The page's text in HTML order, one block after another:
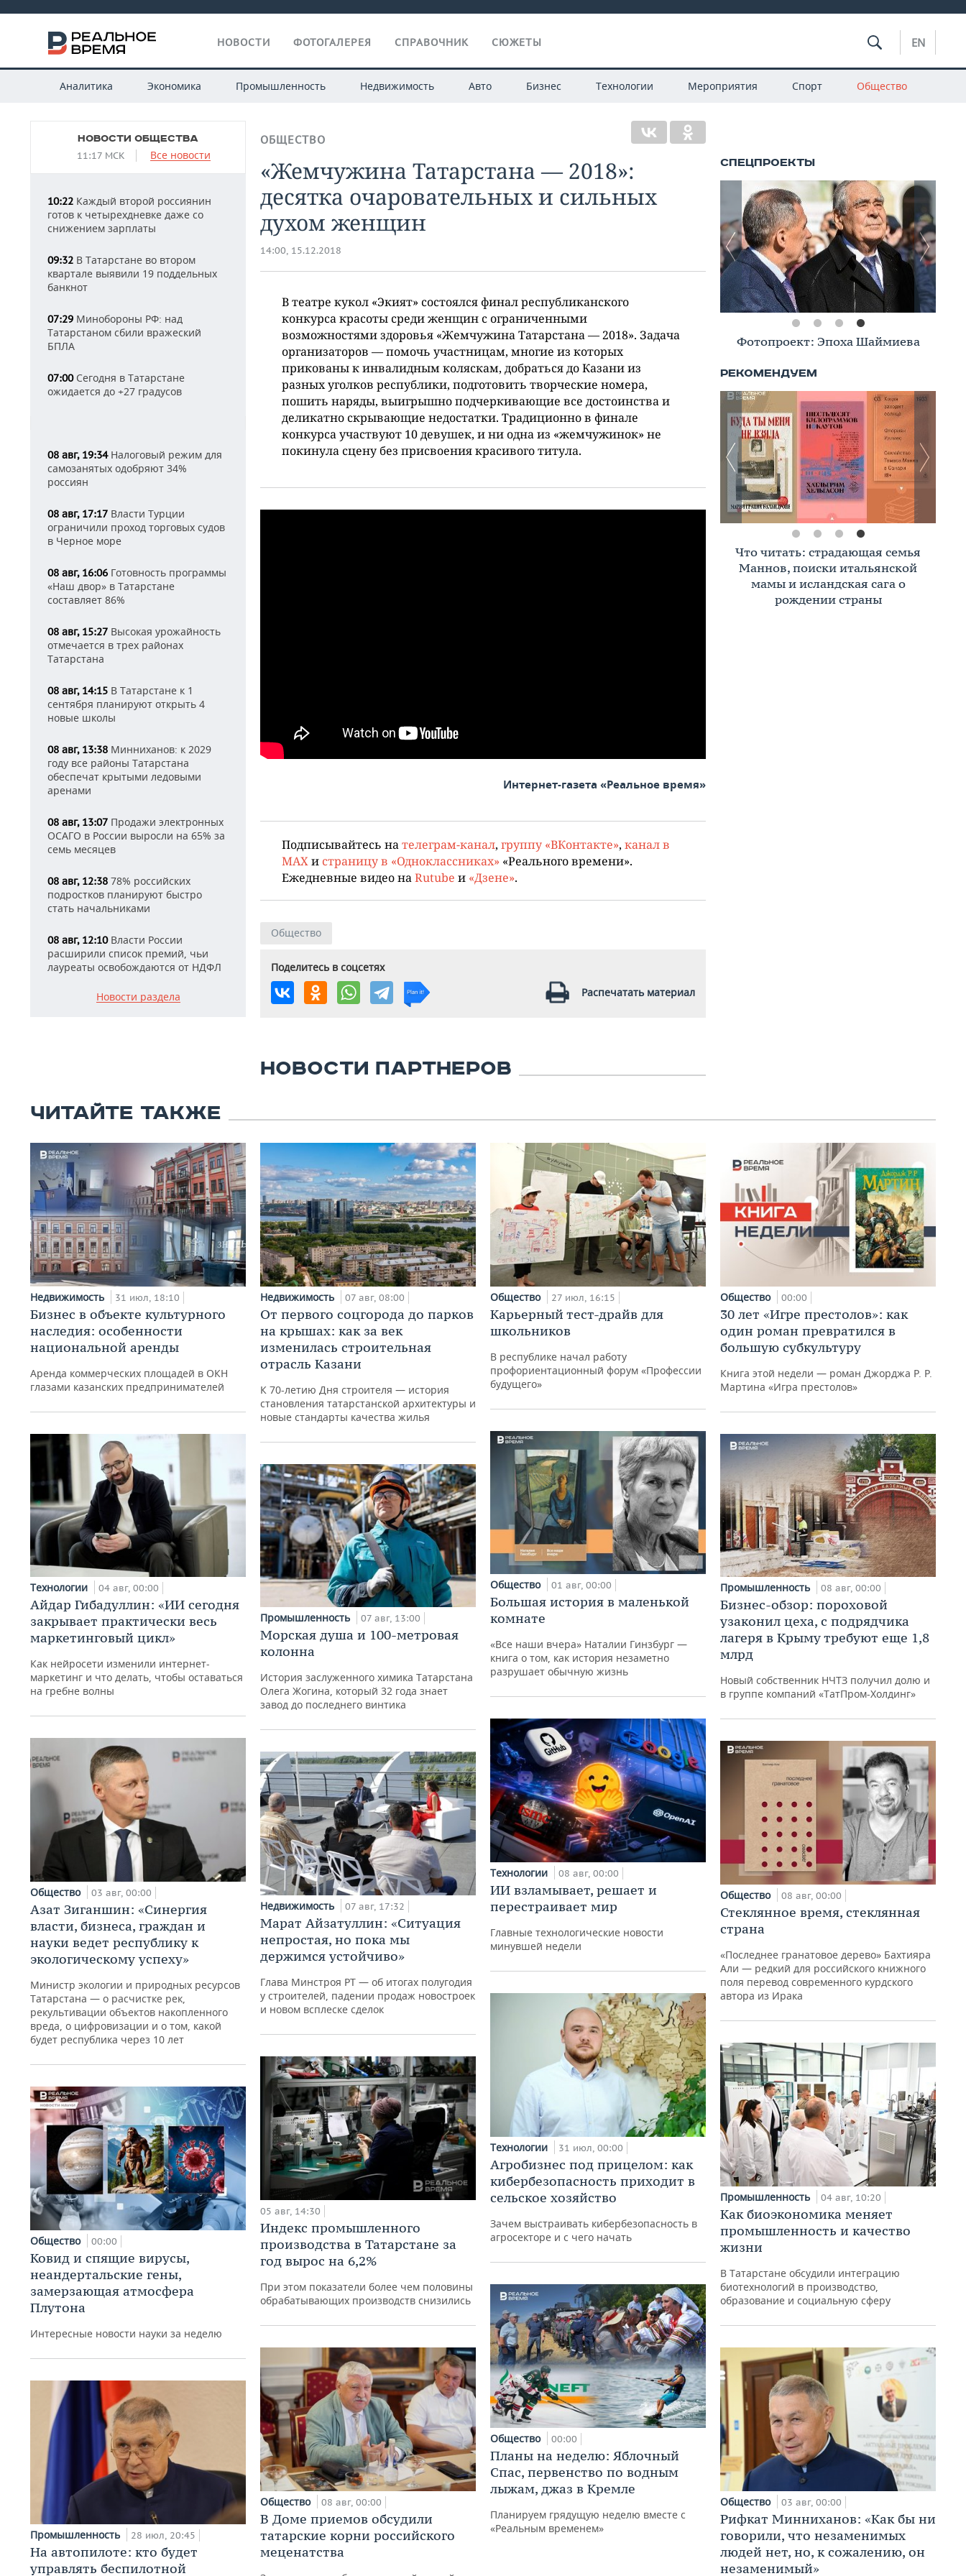
НОВОСТИ ФОТОГАЛЕРЕЯ СПРАВОЧНИК СЮЖЕТЫ EN
Аналитика Экономика Промышленность Недвижимость Авто Бизнес Технологии Мероприятия Спорт Общество
НОВОСТИ ОБЩЕСТВА
11:17 МСК Все новости
10:22 Каждый второй россиянин
готов к четырехдневке даже со
снижением зарплаты
09:32 В Татарстане во втором
квартале выявили 19 поддельных
банкнот
07:29 Минобороны РФ: над
Татарстаном сбили вражеский
БПЛА
07:00Сегодня в Татарстане
ожидается до +27 градусов
08 авг, 19:34Налоговый режим для
самозанятых одобряют 34%
россиян
08 авг, 17:17 Власти Турции
ограничили проход торговых судов
в Черное море
08 авг, 16:06 Готовность программы
«Наш двор» в Татарстане
составляет 86%
08 авг, 15:27 Высокая урожайность
отмечается в трех районах
Татарстана
08 авг, 14:15 В Татарстане к 1
сентября планируют открыть 4
новые школы
08 авг, 13:38 Минниханов: к 2029
году все районы Татарстана
обеспечат крытыми ледовыми
аренами
08 авг, 13:07 Продажи электронных
ОСАГО в России выросли на 65% за
семь месяцев
08 авг, 12:38 78% российских
подростков планируют быстро
стать начальниками
08 авг, 12:10Власти России
расширили список премий, чьи
лауреаты освобождаются от НДФЛ
Новости раздела
ОБЩЕСТВО
«Жемчужина Татарстана — 2018»:
десятка очаровательных и сильных
духом женщин
14:00, 15.12.2018
В театре кукол «Экият» состоялся финал республиканского
конкурса красоты среди женщин с ограниченными
возможностями здоровья «Жемчужина Татарстана — 2018». Задача
организаторов — помочь участницам, многие из которых
прикованы к инвалидным коляскам, добраться до Казани из
разных уголков республики, подготовить творческие номера,
пошить наряды, выигрышно подчеркивающие все достоинства и
деликатно скрывающие недостатки. Традиционно в финале
конкурса участвуют 10 девушек, и ни одна из «жемчужинок» не
покинула сцену без присвоения красивого титула.
Интернет-газета «Реальное время»
Подписывайтесь на телеграм-канал, группу «ВКонтакте», канал в
MAX и страницу в «Одноклассниках» «Реального времени».
Ежедневные видео на Rutube и «Дзене».
Общество
Поделитесь в соцсетях
Распечатать материал
НОВОСТИ ПАРТНЕРОВ
Фотопроект: Эпоха Шаймиева
Что читать: страдающая семья
Маннов, поиски итальянской
мамы и исландская сага о
рождении страны
ЧИТАЙТЕ ТАКЖЕ
Недвижимость 31 июл, 18:10
Бизнес в объекте культурного
наследия: особенности
национальной аренды
Аренда коммерческих площадей в ОКН
глазами казанских предпринимателей
Технологии 04 авг, 00:00
Айдар Гибадуллин: «ИИ сегодня
закрывает практически весь
маркетинговый цикл»
Как нейросети изменили интернет-
маркетинг и что делать, чтобы оставаться
на гребне волны
Общество 03 авг, 00:00
Азат Зиганшин: «Синергия
власти, бизнеса, граждан и
науки ведет республику к
экологическому успеху»
Министр экологии и природных ресурсов
Татарстана — о расчистке рек,
рекультивации объектов накопленного
вреда, о цифровизации и о том, какой
будет республика через 10 лет
Общество 00:00
Ковид и спящие вирусы,
неандертальские гены,
замерзающая атмосфера
Плутона
Интересные новости науки за неделю
Промышленность 28 июл, 20:45
На автопилоте: кто будет
управлять беспилотной
Недвижимость 07 авг, 08:00
От первого соцгорода до парков
на крышах: как за век
изменилась строительная
отрасль Казани
К 70-летию Дня строителя — история
становления татарстанской архитектуры и
новые стандарты качества жилья
Промышленность 07 авг, 13:00
Морская душа и 100-метровая
колонна
История заслуженного химика Татарстана
Олега Жогина, который 32 года знает
завод до последнего винтика
Недвижимость 07 авг, 17:32
Марат Айзатуллин: «Ситуация
непростая, но пока мы
держимся устойчиво»
Глава Минстроя РТ — об итогах полугодия
у строителей, падении продаж новостроек
и новом всплеске сделок
05 авг, 14:30
Индекс промышленного
производства в Татарстане за
год вырос на 6,2%
При этом показатели более чем половины
обрабатывающих производств снизились
Общество 08 авг, 00:00
В Доме приемов обсудили
татарские корни российского
меценатства
Общество 27 июл, 16:15
Карьерный тест-драйв для
школьников
В республике начал работу
профориентационный форум «Профессии
будущего»
Общество 01 авг, 00:00
Большая история в маленькой
комнате
«Все наши вчера» Наталии Гинзбург —
книга о том, как история незаметно
разрушает обычную жизнь
Технологии 08 авг, 00:00
ИИ взламывает, решает и
перестраивает мир
Главные технологические новости
минувшей недели
Технологии 31 июл, 00:00
Агробизнес под прицелом: как
кибербезопасность приходит в
сельское хозяйство
Зачем выстраивать кибербезопасность в
агросекторе и с чего начать
Общество 00:00
Планы на неделю: Яблочный
Спас, первенство по водным
лыжам, джаз в Кремле
Планируем грядущую неделю вместе с
«Реальным временем»
Общество 00:00
30 лет «Игре престолов»: как
один роман превратился в
большую субкультуру
Книга этой недели — роман Джорджа Р. Р.
Мартина «Игра престолов»
Промышленность 08 авг, 00:00
Бизнес-обзор: пороховой
узаконил цеха, с подрядчика
лагеря в Крыму требуют еще 1,8
млрд
Новый собственник НЧТЗ получил долю и
в группе компаний «ТатПром-Холдинг»
Общество 08 авг, 00:00
Стеклянное время, стеклянная
страна
«Последнее гранатовое дерево» Бахтияра
Али — редкий для российского книжного
поля перевод современного курдского
автора из Ирака
Промышленность 04 авг, 10:20
Как биоэкономика меняет
промышленность и качество
жизни
В Татарстане обсудили интеграцию
биотехнологий в производство,
образование и социальную сферу
Общество 03 авг, 00:00
Рифкат Минниханов: «Как бы ни
говорили, что незаменимых
людей нет, но, к сожалению, он
незаменимый»